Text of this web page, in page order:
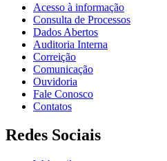
Acesso à informação
Consulta de Processos
Dados Abertos
Auditoria Interna
Correição
Comunicação
Ouvidoria
Fale Conosco
Contatos
Redes Sociais